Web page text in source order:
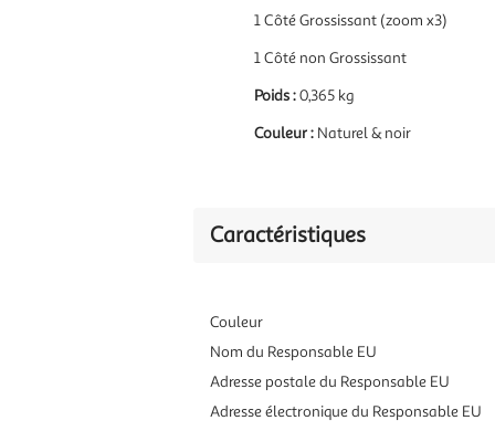
1 Côté Grossissant (zoom x3)
1 Côté non Grossissant
Poids :0,365 kg
Couleur : Naturel & noir
Caractéristiques
Couleur
Nom du Responsable EU
Adresse postale du Responsable EU
Adresse électronique du Responsable EU